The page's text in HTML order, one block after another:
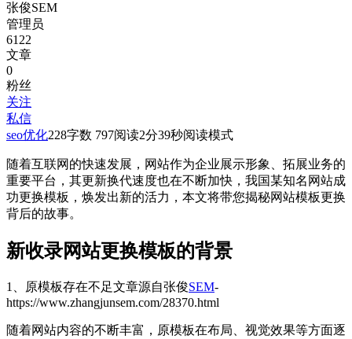
张俊SEM
管理员
6122
文章
0
粉丝
关注
私信
seo优化228字数 797阅读2分39秒阅读模式
随着互联网的快速发展，网站作为企业展示形象、拓展业务的
重要平台，其更新换代速度也在不断加快，我国某知名网站成
功更换模板，焕发出新的活力，本文将带您揭秘网站模板更换
背后的故事。
新收录网站更换模板的背景
1、原模板存在不足文章源自张俊SEM-
https://www.zhangjunsem.com/28370.html
随着网站内容的不断丰富，原模板在布局、视觉效果等方面逐